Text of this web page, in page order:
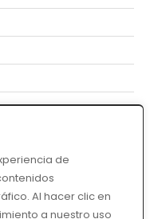
de
Al hacer clic en
a nuestro uso